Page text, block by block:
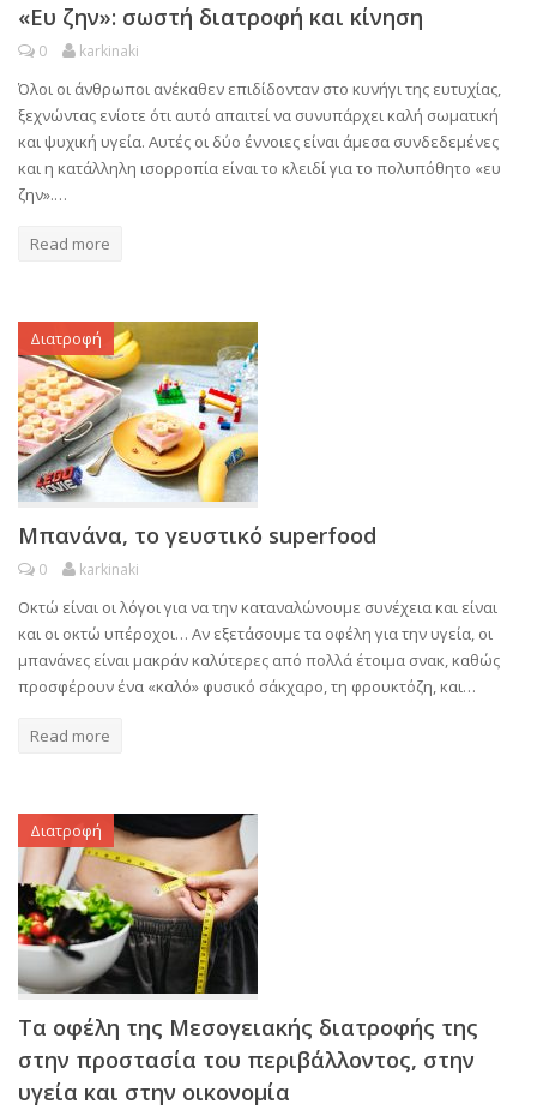
«Ευ ζην»: σωστή διατροφή και κίνηση
0 karkinaki
Όλοι οι άνθρωποι ανέκαθεν επιδίδονταν στο κυνήγι της ευτυχίας,
ξεχνώντας ενίοτε ότι αυτό απαιτεί να συνυπάρχει καλή σωματική
και ψυχική υγεία. Αυτές οι δύο έννοιες είναι άμεσα συνδεδεμένες
και η κατάλληλη ισορροπία είναι το κλειδί για το πολυπόθητο «ευ
ζην».…
Read more
Διατροφή
Μπανάνα, το γευστικό superfood
0 karkinaki
Οκτώ είναι οι λόγοι για να την καταναλώνουμε συνέχεια και είναι
και οι οκτώ υπέροχοι… Αν εξετάσουμε τα οφέλη για την υγεία, οι
μπανάνες είναι μακράν καλύτερες από πολλά έτοιμα σνακ, καθώς
προσφέρουν ένα «καλό» φυσικό σάκχαρο, τη φρουκτόζη, και…
Read more
Διατροφή
Τα οφέλη της Μεσογειακής διατροφής της
στην προστασία του περιβάλλοντος, στην
υγεία και στην οικονομία